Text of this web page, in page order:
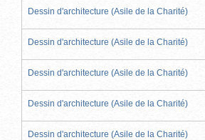
Dessin d'architecture (Asile de la Charité)
Dessin d'architecture (Asile de la Charité)
Dessin d'architecture (Asile de la Charité)
Dessin d'architecture (Asile de la Charité)
Dessin d'architecture (Asile de la Charité)